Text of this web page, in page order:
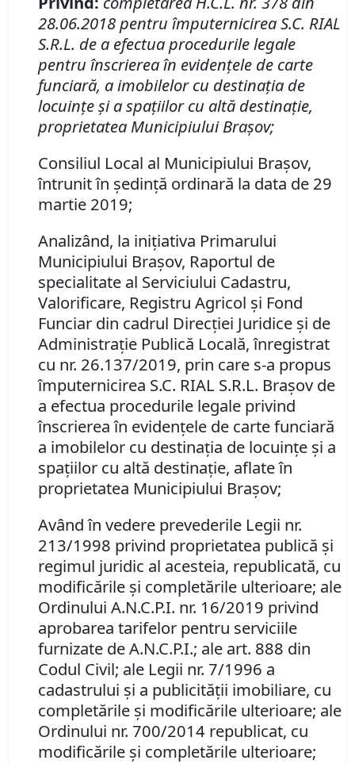
28.06.2018 pentru împuternicirea S.C. RIAL
S.R.L. de a efectua procedurile legale
pentru înscrierea în evidenţele de carte
funciară, a imobilelor cu destinaţia de
locuinţe şi a spaţiilor cu altă destinaţie,
proprietatea Municipiului Braşov;
Consiliul Local al Municipiului Braşov,
întrunit în şedinţă ordinară la data de 29
martie 2019;
Analizând, la iniţiativa Primarului
Municipiului Braşov, Raportul de
specialitate al Serviciului Cadastru,
Valorificare, Registru Agricol şi Fond
Funciar din cadrul Direcţiei Juridice şi de
Administraţie Publică Locală, înregistrat
cu nr. 26.137/2019, prin care s-a propus
împuternicirea S.C. RIAL S.R.L. Braşov de
a efectua procedurile legale privind
înscrierea în evidenţele de carte funciară
a imobilelor cu destinaţia de locuinţe şi a
spaţiilor cu altă destinaţie, aflate în
proprietatea Municipiului Braşov;
Având în vedere prevederile Legii nr.
213/1998 privind proprietatea publică şi
regimul juridic al acesteia, republicată, cu
modificările şi completările ulterioare; ale
Ordinului A.N.C.P.I. nr. 16/2019 privind
aprobarea tarifelor pentru serviciile
furnizate de A.N.C.P.I.; ale art. 888 din
Codul Civil; ale Legii nr. 7/1996 a
cadastrului şi a publicităţii imobiliare, cu
completările şi modificările ulterioare; ale
Ordinului nr. 700/2014 republicat, cu
modificările şi completările ulterioare;